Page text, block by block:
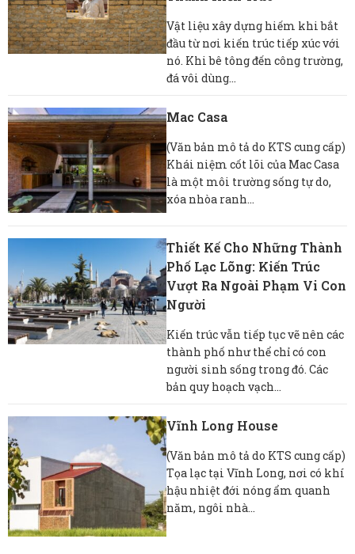
Vật liệu xây dựng hiếm khi bắt
đầu từ nơi kiến ​​trúc tiếp xúc với
nó. Khi bê tông đến công trường,
đá vôi dùng...
Mac Casa
(Văn bản mô tả do KTS cung cấp)
Khái niệm cốt lõi của Mac Casa
là một môi trường sống tự do,
xóa nhòa ranh...
Thiết Kế Cho Những Thành
Phố Lạc Lõng: Kiến Trúc
Vượt Ra Ngoài Phạm Vi Con
Người
Kiến trúc vẫn tiếp tục vẽ nên các
thành phố như thể chỉ có con
người sinh sống trong đó. Các
bản quy hoạch vạch...
Vĩnh Long House
(Văn bản mô tả do KTS cung cấp)
Tọa lạc tại Vĩnh Long, nơi có khí
hậu nhiệt đới nóng ẩm quanh
năm, ngôi nhà...